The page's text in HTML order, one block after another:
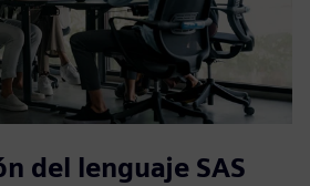
del lenguaje SAS